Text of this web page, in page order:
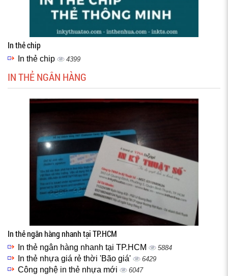
In thẻ chip
In thẻ chip 4399
IN THẺ NGÂN HÀNG
In thẻ ngân hàng nhanh tại TP.HCM
In thẻ ngân hàng nhanh tại TP.HCM 5884
In thẻ nhựa giá rẻ thời 'Bão giá' 6429
Công nghệ in thẻ nhựa mới 6047